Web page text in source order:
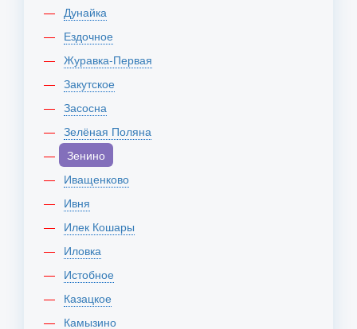
Дунайка
Ездочное
Журавка-Первая
Закутское
Засосна
Зелёная Поляна
Зенино
Иващенково
Ивня
Илек Кошары
Иловка
Истобное
Казацкое
Камызино